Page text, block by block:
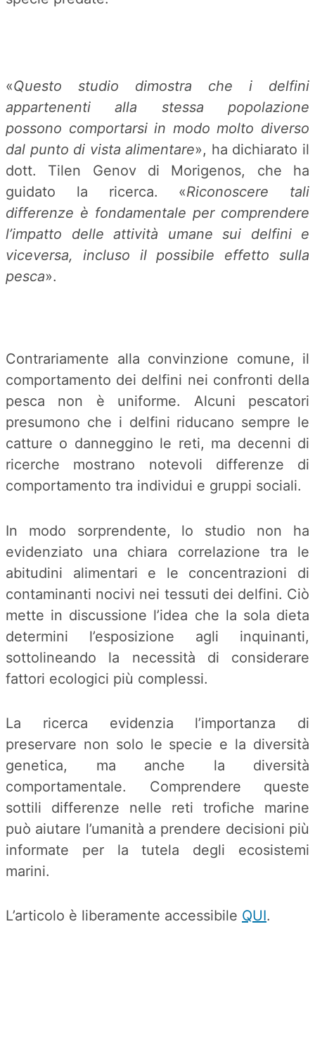
«Questo studio dimostra che i delfini
appartenenti alla stessa popolazione
possono comportarsi in modo molto diverso
dal punto di vista alimentare», ha dichiarato il
dott. Tilen Genov di Morigenos, che ha
guidato la ricerca. «Riconoscere tali
differenze è fondamentale per comprendere
l’impatto delle attività umane sui delfini e
viceversa, incluso il possibile effetto sulla
pesca».
Contrariamente alla convinzione comune, il
comportamento dei delfini nei confronti della
pesca non è uniforme. Alcuni pescatori
presumono che i delfini riducano sempre le
catture o danneggino le reti, ma decenni di
ricerche mostrano notevoli differenze di
comportamento tra individui e gruppi sociali.
In modo sorprendente, lo studio non ha
evidenziato una chiara correlazione tra le
abitudini alimentari e le concentrazioni di
contaminanti nocivi nei tessuti dei delfini. Ciò
mette in discussione l’idea che la sola dieta
determini l’esposizione agli inquinanti,
sottolineando la necessità di considerare
fattori ecologici più complessi.
La ricerca evidenzia l’importanza di
preservare non solo le specie e la diversità
genetica, ma anche la diversità
comportamentale. Comprendere queste
sottili differenze nelle reti trofiche marine
può aiutare l’umanità a prendere decisioni più
informate per la tutela degli ecosistemi
marini.
L’articolo è liberamente accessibile QUI.